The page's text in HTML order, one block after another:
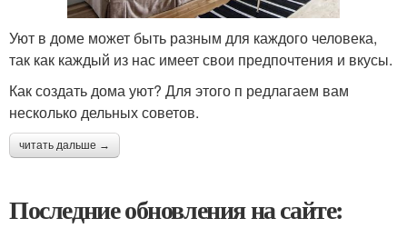
Уют в доме может быть разным для каждого человека,
так как каждый из нас имеет свои предпочтения и вкусы.
Как создать дома уют? Для этого п редлагаем вам
несколько дельных советов.
читать дальше →
Последние обновления на сайте: